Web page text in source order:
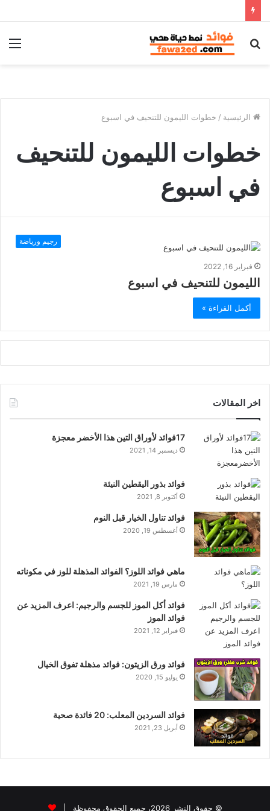
بحث
الرئيسية / خطوات الليمون للتنحيف في اسبوع
خطوات الليمون للتنحيف
في اسبوع
رجيم ورياضة
فبراير 16, 2022
الليمون للتنحيف في اسبوع
أكمل القراءة »
اخر المقالات
17فوائد لأوراق التين هذا الأخضر معجزة
ديسمبر 14, 2021
فوائد بذور اليقطين النيئة
أكتوبر 8, 2021
فوائد تناول الخيار قبل النوم
أغسطس 19, 2020
ماهي فوائد اللوز؟ الفوائد المذهلة للوز في مكوناته
مارس 19, 2021
فوائد أكل الموز للجسم والرجيم: اعرف المزيد عن
فوائد الموز
فبراير 12, 2021
فوائد ورق الزيتون: فوائد مذهلة تفوق الخيال
يوليو 15, 2020
فوائد السردين المعلب: 20 فائدة صحية
أبريل 23, 2021
© حقوق النشر 2026، جميع الحقوق محفوظة |